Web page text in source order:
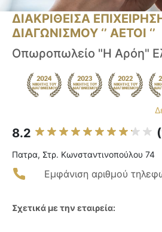
ΔΙΑΚΡΙΘΕΙΣΑ
ΔΙΑΓΩΝΙΣΜΟΥ ‘’ ΑΕΤΟΙ ‘’
Οπωροπωλείο "Η Αρόη"
8.2
Πατρα, Στρ. Κωνσταντινοπούλου 74
Εμφάνιση αριθμού
Σχετικά με την εταιρεία: